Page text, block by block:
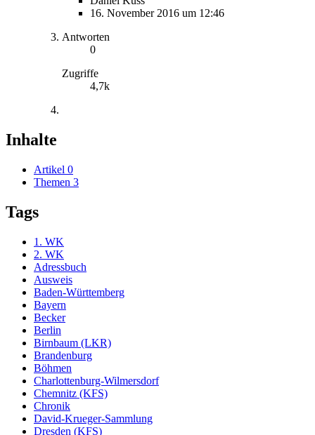
16. November 2016 um 12:46
Antworten
0
Zugriffe
4,7k
Inhalte
Artikel 0
Themen 3
Tags
1. WK
2. WK
Adressbuch
Ausweis
Baden-Württemberg
Bayern
Becker
Berlin
Birnbaum (LKR)
Brandenburg
Böhmen
Charlottenburg-Wilmersdorf
Chemnitz (KFS)
Chronik
David-Krueger-Sammlung
Dresden (KFS)